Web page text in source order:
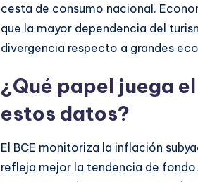
cesta de consumo nacional.
que la mayor dependencia del
divergencia respecto a grandes
¿Qué papel juega
estos datos?
El BCE monitoriza la inflación
refleja mejor la tendencia de